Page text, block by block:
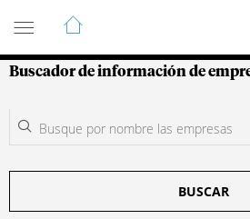
Guía de Empresas
Buscador de información de
BUSCAR